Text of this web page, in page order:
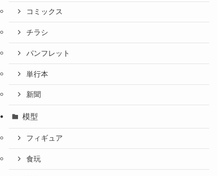
コミックス
チラシ
パンフレット
単行本
新聞
模型
フィギュア
食玩